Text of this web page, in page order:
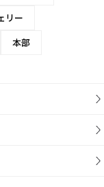
リー
本部